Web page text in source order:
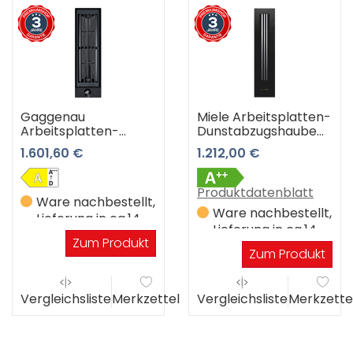
Gaggenau
Arbeitsplatten-
Dunstabzugshaube
VL 200120
Muldenlüftung Serie
200 3 Jahre
Premiumshop
Garantie
1.601,60 €
Ware nachbestellt,
Lieferung in ca.14
Werktagen
Zum Produkt
VergleichslisteMerkzettel
Miele Arbeitsplatten-
Dunstabzugshaube
CSDA 7001 FL 3 Jahre
Premiumshop
Garantie
1.212,00 €
Produktdatenblatt
Ware nachbestellt,
Lieferung in ca.14
Werktagen
Zum Produkt
Vergleichsliste